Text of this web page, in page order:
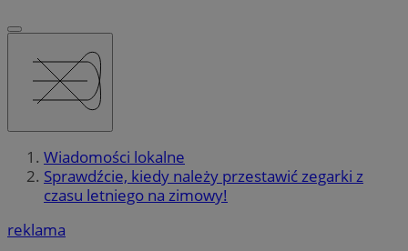
Wiadomości lokalne
Sprawdźcie, kiedy należy przestawić zegarki z
czasu letniego na zimowy!
reklama